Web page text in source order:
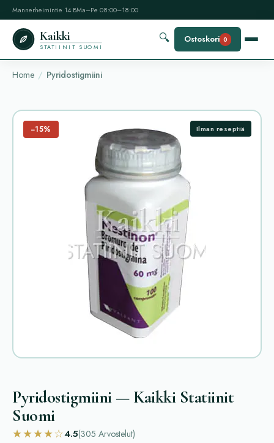
Mannerheimintie 14 BMa–Pe 08:00–18:00
Kaikki
STATIINIT SUOMI
🔍 Ostoskori 0
Home Pyridostigmiini
−15% Ilman reseptiä
Pyridostigmiini — Kaikki Statiinit
Suomi
★★★★☆4.5(305 Arvostelut)